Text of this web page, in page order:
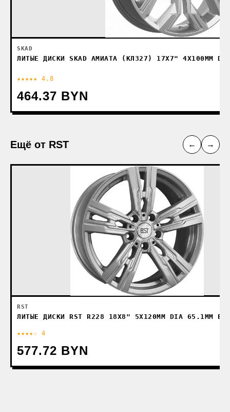
SKAD
ЛИТЫЕ ДИСКИ SKAD АМИАТА (КЛ327) 17X7" 4X100ММ
★★★★★ 4.8
464.37 BYN
Ещё от RST ← →
RST
ЛИТЫЕ ДИСКИ RST R228 18X8" 5X120ММ DIA 65.1ММ ET
★★★★☆ 4
577.72 BYN